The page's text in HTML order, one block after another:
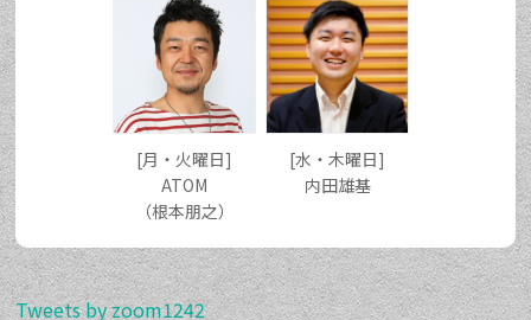
[月・火曜日]
ATOM
（根本朋之）
[水・木曜日]
内田雄基
Tweets by zoom1242